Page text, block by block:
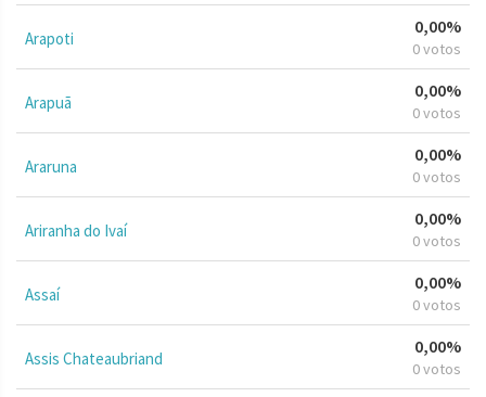
Arapoti
0,00%
0 votos
Arapuã
0,00%
0 votos
Araruna
0,00%
0 votos
Ariranha do Ivaí
0,00%
0 votos
Assaí
0,00%
0 votos
Assis Chateaubriand
0,00%
0 votos